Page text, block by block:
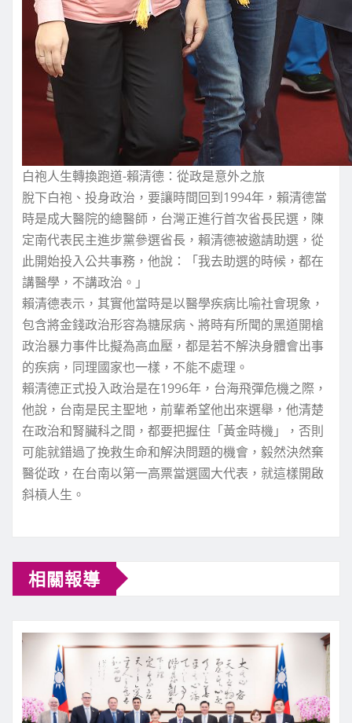
白袍人生轉換跑道-賴清德：從政是意外之旅
脫下白袍、投身政治，要讓時間回到1994年，賴清德當
時是成大醫院的總醫師，台灣正進行首次省長民選，陳
定南代表民主進步黨參選省長，賴清德被邀請助選，從
此開始投入公共事務，他說：「我去助選的時候，都在
講醫學，不講政治。」
賴清德表示，其實他當時是以醫學疾病比喻社會現象，
包含將金錢政治形容為糖尿病、將時有所聞的黑道開槍
政治暴力事件比擬為高血壓，都是若不解決身體會出事
的疾病，同理國家也一樣，不能不處理。
賴清德正式投入政治是在1996年，台海飛彈危機之際，
他說，台南是民主聖地，前輩希望他出來選舉，他清楚
在政治和腎臟科之間，都要把握住「黃金時機」，否則
可能就錯過了挽救生命和解決問題的機會，毅然決然棄
醫從政，在台南以第一高票當選國大代表，就這樣開啟
斜槓人生。
相關報導